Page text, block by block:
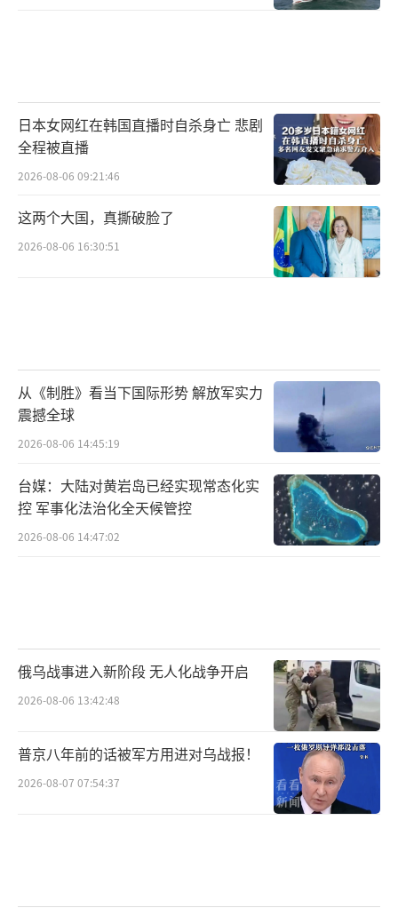
日本女网红在韩国直播时自杀身亡 悲剧
全程被直播
2026-08-06 09:21:46
这两个大国，真撕破脸了
2026-08-06 16:30:51
从《制胜》看当下国际形势 解放军实力
震撼全球
2026-08-06 14:45:19
台媒：大陆对黄岩岛已经实现常态化实
控 军事化法治化全天候管控
2026-08-06 14:47:02
俄乌战事进入新阶段 无人化战争开启
2026-08-06 13:42:48
普京八年前的话被军方用进对乌战报！
2026-08-07 07:54:37